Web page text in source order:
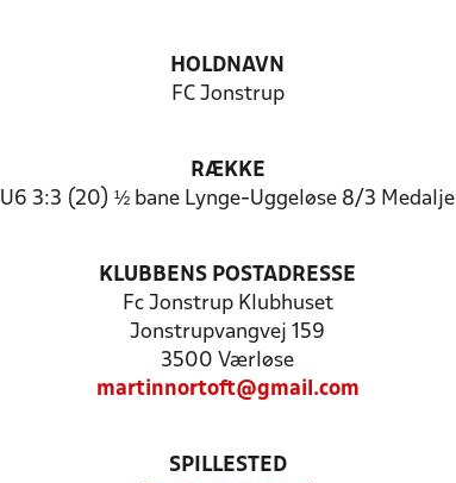
HOLDNAVN
FC Jonstrup
RÆKKE
U6 3:3 (20) ½ bane Lynge-Uggeløse 8/3 Medalje
KLUBBENS POSTADRESSE
Fc Jonstrup Klubhuset
Jonstrupvangvej 159
3500 Værløse
martinnortoft@gmail.com
SPILLESTED